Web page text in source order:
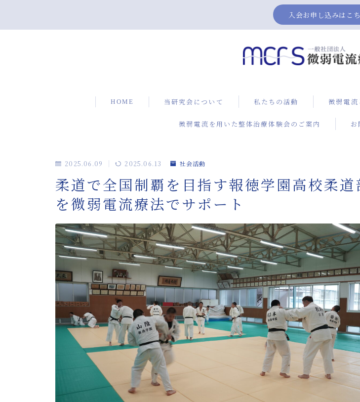
入会お申し込みはこ
HOME 当研究会について 私たちの活動 微弱電流
微弱電流を用いた整体治療体験会のご案内 お
2025.06.09 2025.06.13 社会活動
柔道で全国制覇を目指す報徳学園高校柔道
を微弱電流療法でサポート